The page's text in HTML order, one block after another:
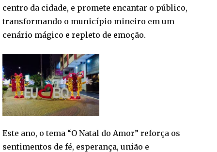
centro da cidade, e promete encantar o público,
transformando o município mineiro em um
cenário mágico e repleto de emoção.
Este ano, o tema “O Natal do Amor” reforça os
sentimentos de fé, esperança, união e